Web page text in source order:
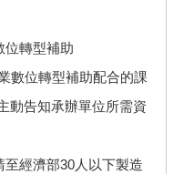
位轉型補助
數位轉型補助配合的課
動告知承辦單位所需資
經濟部30人以下製造